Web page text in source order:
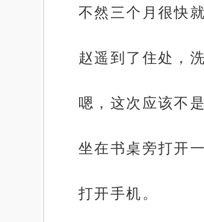
不然三个月很快
赵遥到了住处，
嗯，这次应该不
坐在书桌旁打开
打开手机。